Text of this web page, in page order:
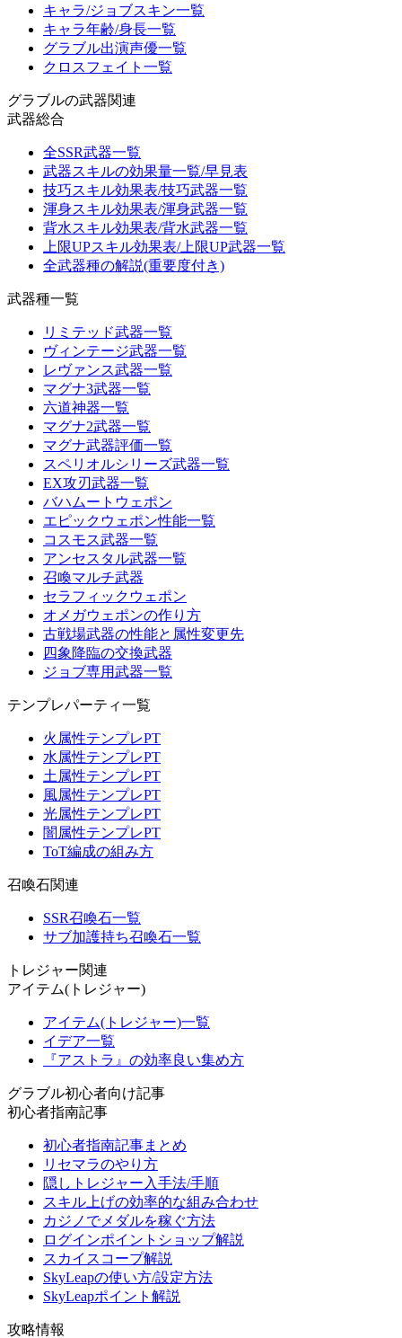
キャラ/ジョブスキン一覧
キャラ年齢/身長一覧
グラブル出演声優一覧
クロスフェイト一覧
グラブルの武器関連
武器総合
全SSR武器一覧
武器スキルの効果量一覧/早見表
技巧スキル効果表/技巧武器一覧
渾身スキル効果表/渾身武器一覧
背水スキル効果表/背水武器一覧
上限UPスキル効果表/上限UP武器一覧
全武器種の解説(重要度付き)
武器種一覧
リミテッド武器一覧
ヴィンテージ武器一覧
レヴァンス武器一覧
マグナ3武器一覧
六道神器一覧
マグナ2武器一覧
マグナ武器評価一覧
スペリオルシリーズ武器一覧
EX攻刃武器一覧
バハムートウェポン
エピックウェポン性能一覧
コスモス武器一覧
アンセスタル武器一覧
召喚マルチ武器
セラフィックウェポン
オメガウェポンの作り方
古戦場武器の性能と属性変更先
四象降臨の交換武器
ジョブ専用武器一覧
テンプレパーティ一覧
火属性テンプレPT
水属性テンプレPT
土属性テンプレPT
風属性テンプレPT
光属性テンプレPT
闇属性テンプレPT
ToT編成の組み方
召喚石関連
SSR召喚石一覧
サブ加護持ち召喚石一覧
トレジャー関連
アイテム(トレジャー)
アイテム(トレジャー)一覧
イデア一覧
『アストラ』の効率良い集め方
グラブル初心者向け記事
初心者指南記事
初心者指南記事まとめ
リセマラのやり方
隠しトレジャー入手法/手順
スキル上げの効率的な組み合わせ
カジノでメダルを稼ぐ方法
ログインポイントショップ解説
スカイスコープ解説
SkyLeapの使い方/設定方法
SkyLeapポイント解説
攻略情報